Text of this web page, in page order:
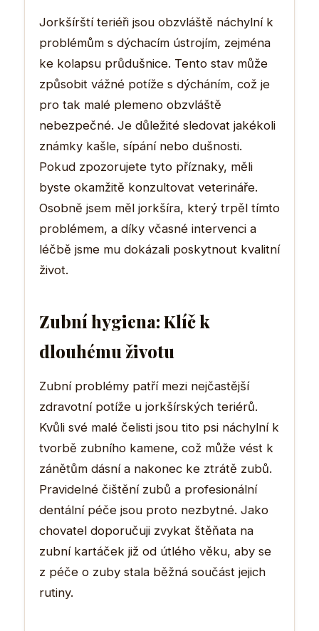
Jorkšírští teriéři jsou obzvláště náchylní k
problémům s dýchacím ústrojím, zejména
ke kolapsu průdušnice. Tento stav může
způsobit vážné potíže s dýcháním, což je
pro tak malé plemeno obzvláště
nebezpečné. Je důležité sledovat jakékoli
známky kašle, sípání nebo dušnosti.
Pokud zpozorujete tyto příznaky, měli
byste okamžitě konzultovat veterináře.
Osobně jsem měl jorkšíra, který trpěl tímto
problémem, a díky včasné intervenci a
léčbě jsme mu dokázali poskytnout kvalitní
život.
Zubní hygiena: Klíč k
dlouhému životu
Zubní problémy patří mezi nejčastější
zdravotní potíže u jorkšírských teriérů.
Kvůli své malé čelisti jsou tito psi náchylní k
tvorbě zubního kamene, což může vést k
zánětům dásní a nakonec ke ztrátě zubů.
Pravidelné čištění zubů a profesionální
dentální péče jsou proto nezbytné. Jako
chovatel doporučuji zvykat štěňata na
zubní kartáček již od útlého věku, aby se
z péče o zuby stala běžná součást jejich
rutiny.